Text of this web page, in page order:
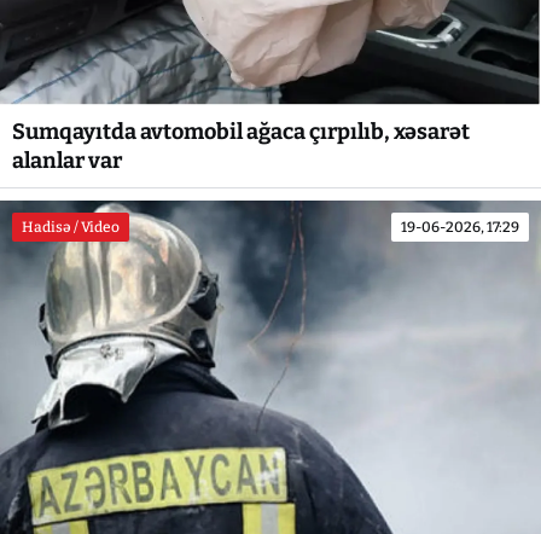
Sumqayıtda avtomobil ağaca çırpılıb, xəsarət
alanlar var
Hadisə / Video 19-06-2026, 17:29